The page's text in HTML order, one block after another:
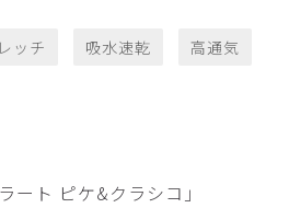
ッチ 吸水速乾 高通気
ート ピケ&クラシコ」